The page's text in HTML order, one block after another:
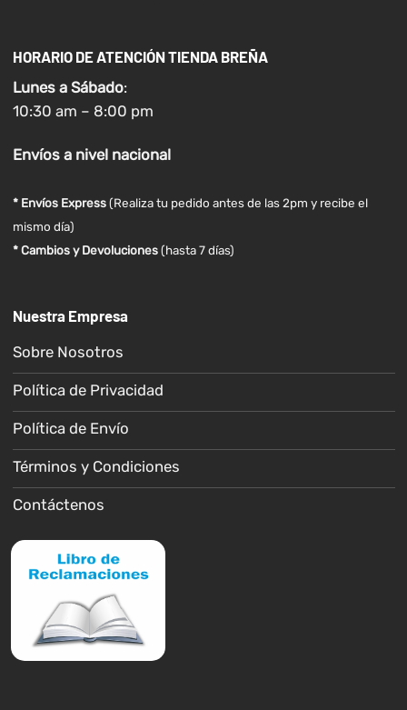
HORARIO DE ATENCIÓN TIENDA BREÑA
Lunes a Sábado:
10:30 am – 8:00 pm
Envíosa nivel nacional
* Envíos Express(Realiza tu pedido antes de las 2pm y recibe el
mismo día)
* Cambios y Devoluciones (hasta 7 días)
Nuestra Empresa
Sobre Nosotros
Política de Privacidad
Política de Envío
Términos y Condiciones
Contáctenos